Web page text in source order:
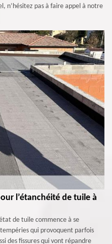
n’hésitez pas à faire appel à notre
l’étanchéité de tuile à
de tuile commence à se
qui provoquent parfois
des fissures qui vont répandre